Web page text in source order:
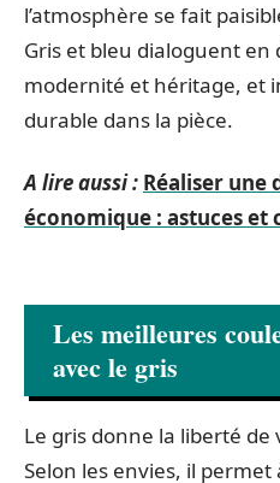
l’atmosphère se fait
Gris et bleu dialoguent
modernité et héritage, et
durable dans la pièce.
A lire aussi : Réaliser une
économique : astuces et
Les meilleures
avec le gris
Le gris donne la liberté
Selon les envies, il permet